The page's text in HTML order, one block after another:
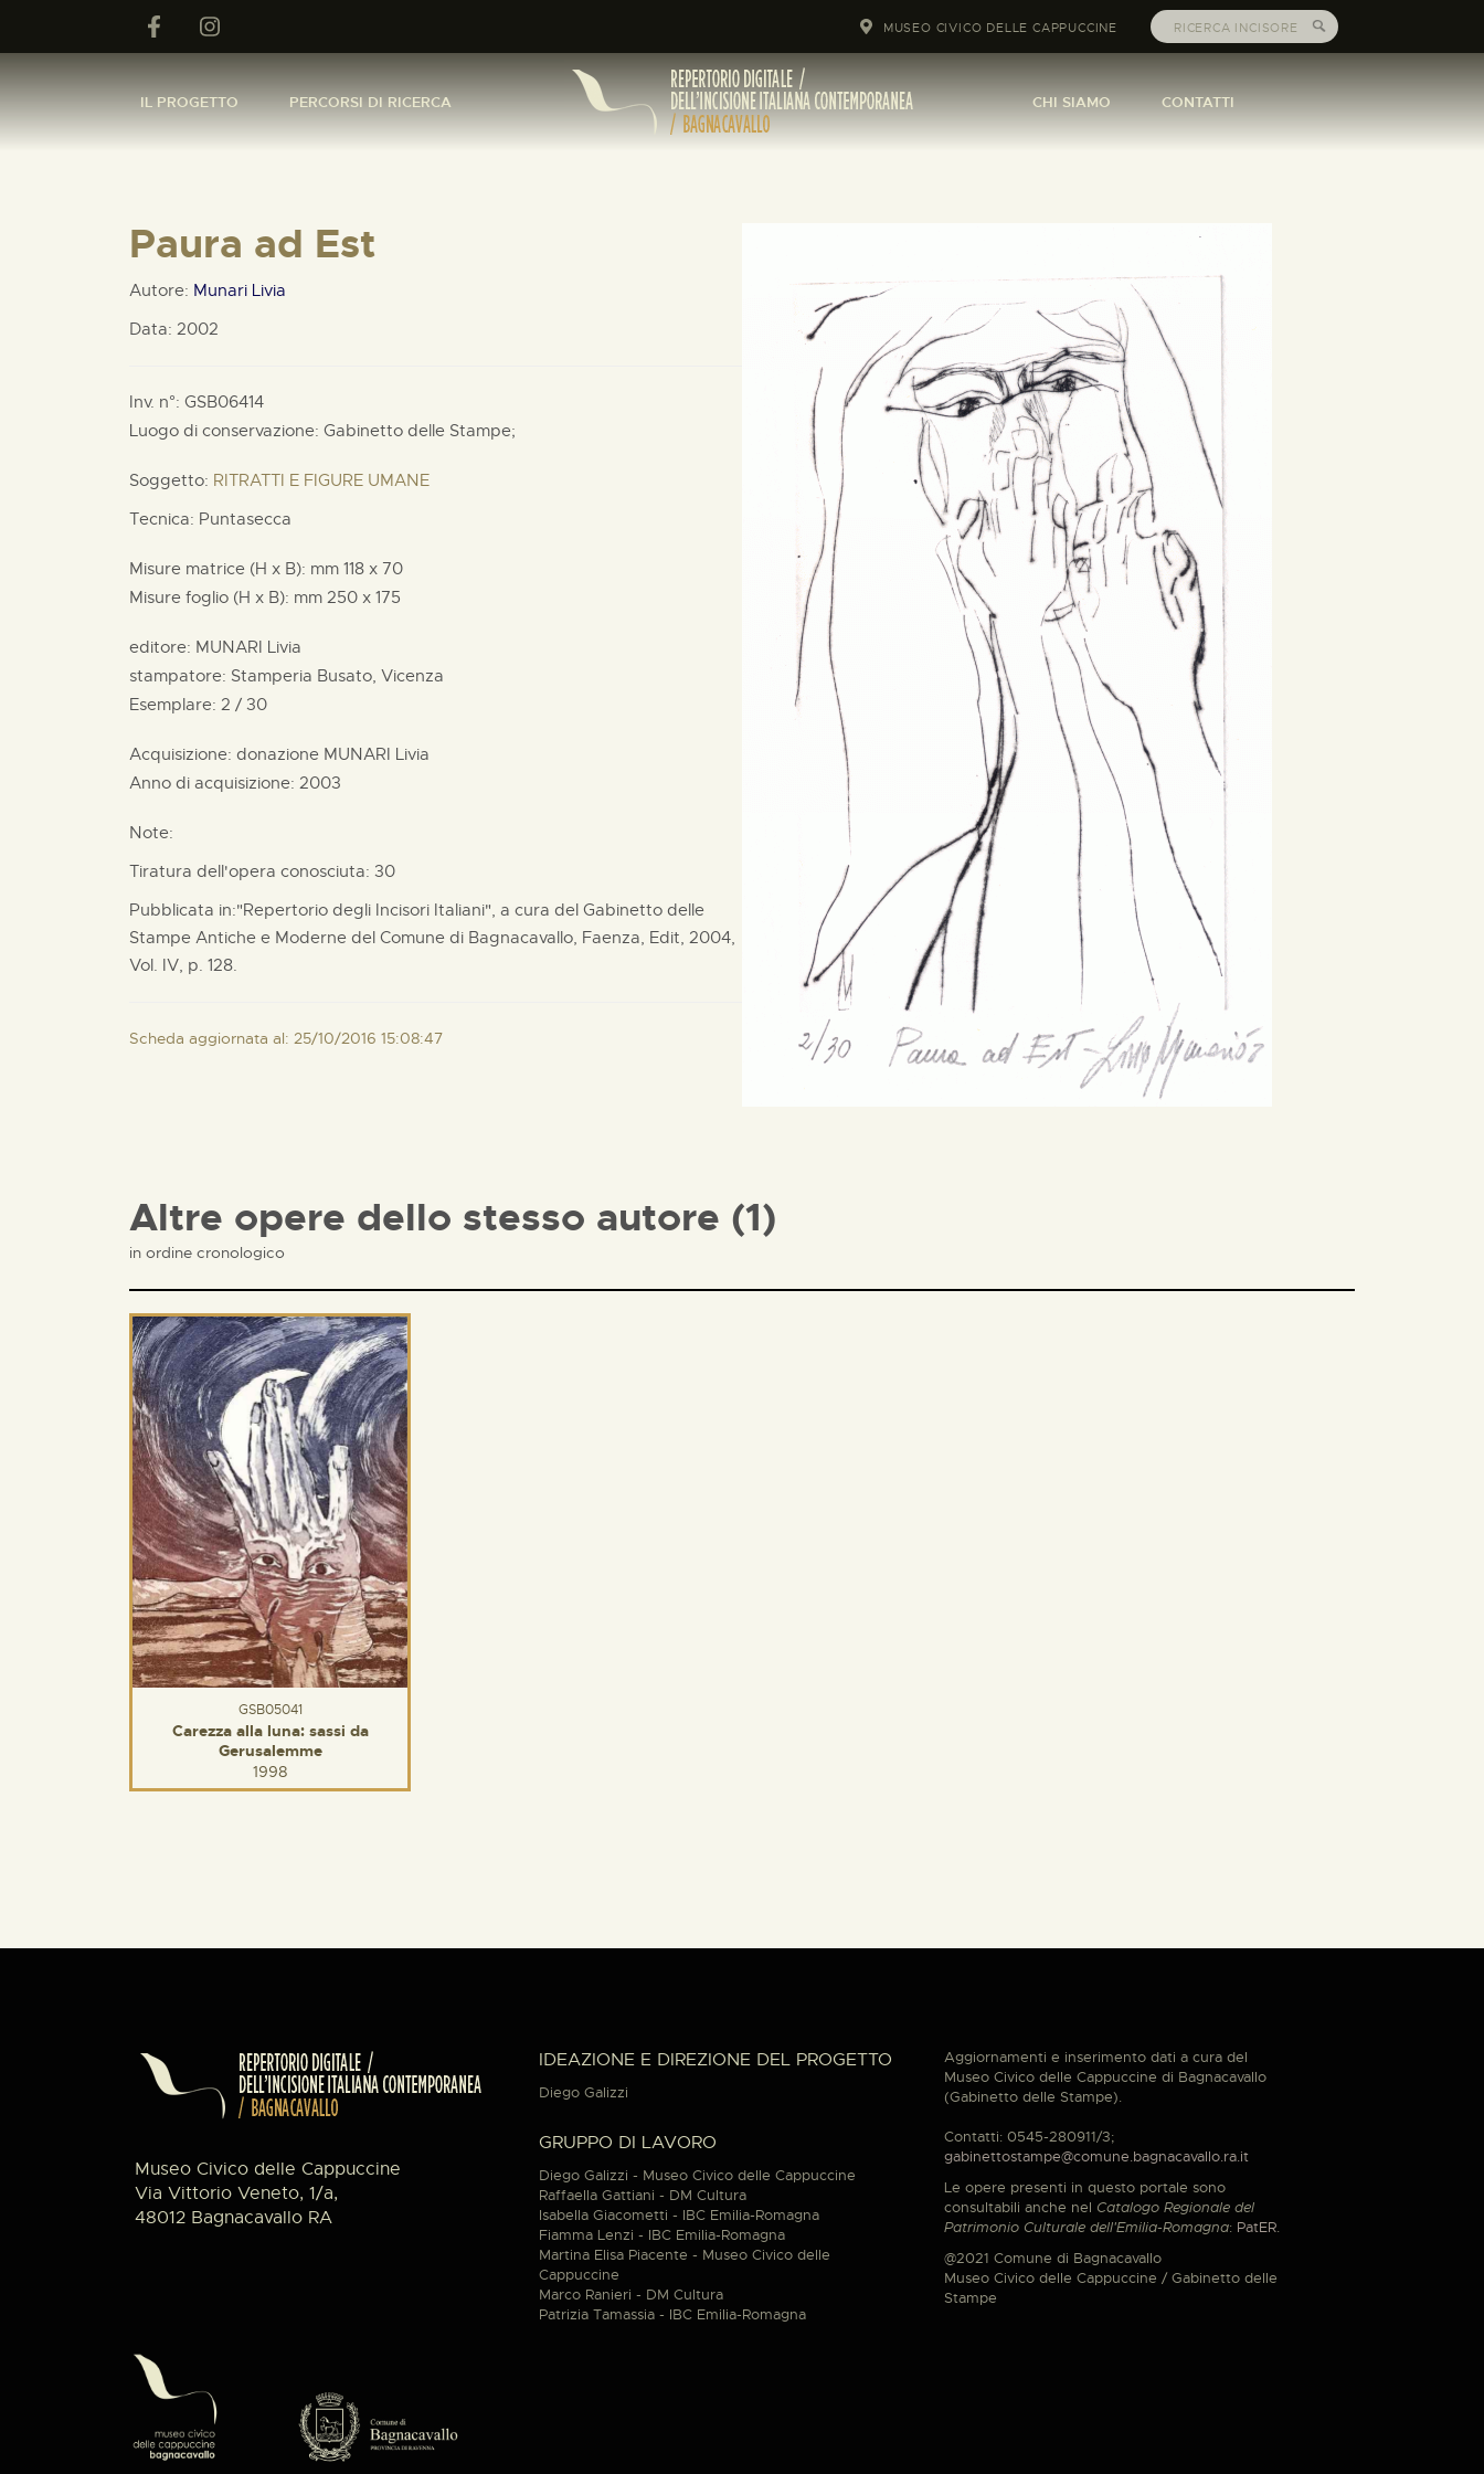
MUSEO CIVICO DELLE CAPPUCCINE
IL PROGETTO PERCORSI DI RICERCA CHI SIAMO CONTATTI
Paura ad Est
Autore: Munari Livia
Data: 2002
Inv. n°: GSB06414
Luogo di conservazione: Gabinetto delle Stampe;
Soggetto: RITRATTI E FIGURE UMANE
Tecnica: Puntasecca
Misure matrice (H x B): mm 118 x 70
Misure foglio (H x B): mm 250 x 175
editore: MUNARI Livia
stampatore: Stamperia Busato, Vicenza
Esemplare: 2 / 30
Acquisizione: donazione MUNARI Livia
Anno di acquisizione: 2003
Note:
Tiratura dell'opera conosciuta: 30
Pubblicata in:"Repertorio degli Incisori Italiani", a cura del Gabinetto delle
Stampe Antiche e Moderne del Comune di Bagnacavallo, Faenza, Edit, 2004,
Vol. IV, p. 128.
Scheda aggiornata al: 25/10/2016 15:08:47
Altre opere dello stesso autore (1)
in ordine cronologico
GSB05041
Carezza alla luna: sassi da
Gerusalemme
1998
Museo Civico delle Cappuccine
Via Vittorio Veneto, 1/a,
48012 Bagnacavallo RA
IDEAZIONE E DIREZIONE DEL PROGETTO
Diego Galizzi
GRUPPO DI LAVORO
Diego Galizzi - Museo Civico delle Cappuccine
Raffaella Gattiani - DM Cultura
Isabella Giacometti - IBC Emilia-Romagna
Fiamma Lenzi - IBC Emilia-Romagna
Martina Elisa Piacente - Museo Civico delle
Cappuccine
Marco Ranieri - DM Cultura
Patrizia Tamassia - IBC Emilia-Romagna
Aggiornamenti e inserimento dati a cura del
Museo Civico delle Cappuccine di Bagnacavallo
(Gabinetto delle Stampe).
Contatti: 0545-280911/3;
gabinettostampe@comune.bagnacavallo.ra.it
Le opere presenti in questo portale sono
consultabili anche nel Catalogo Regionale del
Patrimonio Culturale dell'Emilia-Romagna: PatER.
@2021 Comune di Bagnacavallo
Museo Civico delle Cappuccine / Gabinetto delle
Stampe